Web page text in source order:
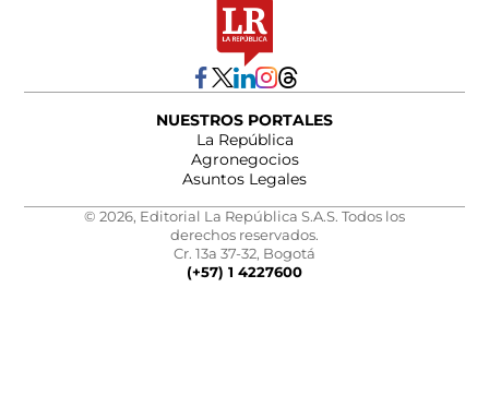
NUESTROS PORTALES
La República
Agronegocios
Asuntos Legales
© 2026, Editorial La República S.A.S. Todos los
derechos reservados.
Cr. 13a 37-32, Bogotá
(+57) 1 4227600